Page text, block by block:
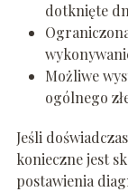
dotknięte
Możliwe
ogólnego
Jeśli
konieczne jest
postawienia